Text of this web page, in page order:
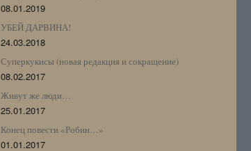
08.01.2019
УБЕЙ ДАРВИНА!
24.03.2018
Суперкукисы (новая редакция и сокращение)
08.02.2017
Живут же люди…
25.01.2017
Конец повести «Робин…»
01.01.2017